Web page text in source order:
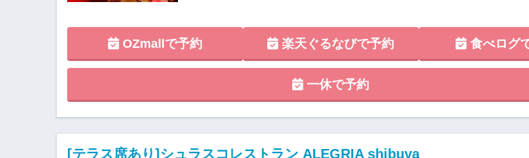
OZmallで予約 楽天ぐるなびで予約 食べログ
一休で予約
[テラス席あり]シュラスコレストラン ALEGRIA shibuya